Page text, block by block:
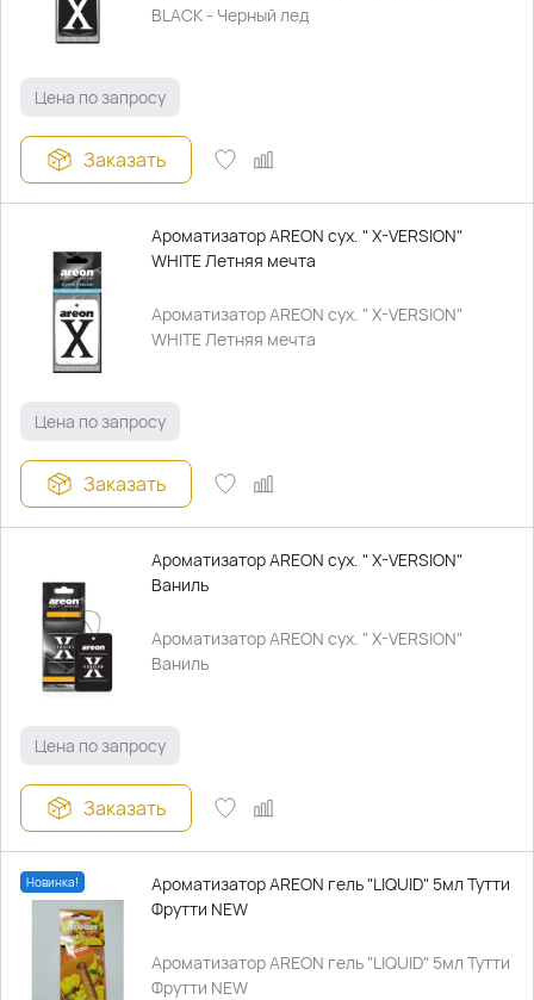
BLACK - Черный лед
Цена по запросу
Заказать
Ароматизатор AREON сух. " X-VERSION"
WHITE Летняя мечта
Ароматизатор AREON сух. " X-VERSION"
WHITE Летняя мечта
Цена по запросу
Заказать
Ароматизатор AREON сух. " X-VERSION"
Ваниль
Ароматизатор AREON сух. " X-VERSION"
Ваниль
Цена по запросу
Заказать
Новинка!
Ароматизатор AREON гель "LIQUID" 5мл Тутти
Фрутти NEW
Ароматизатор AREON гель "LIQUID" 5мл Тутти
Фрутти NEW